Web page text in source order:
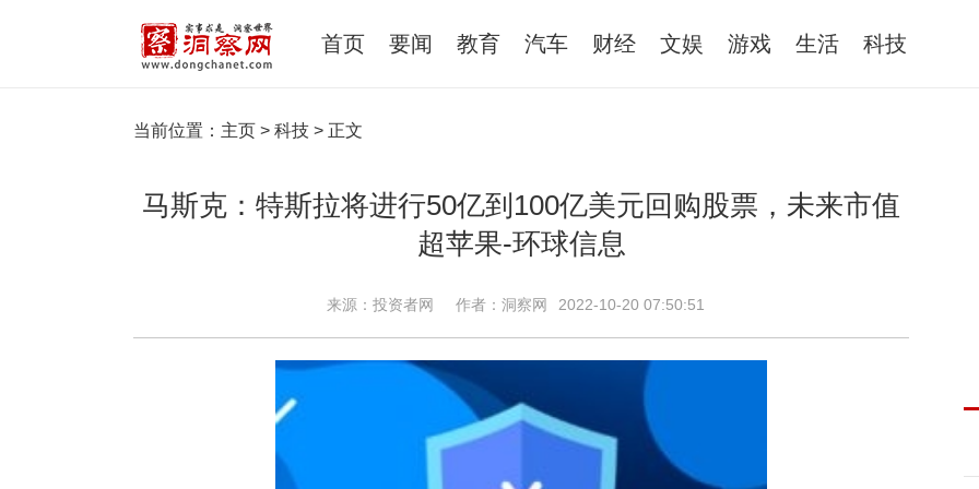
首页 要闻 教育 汽车 财经 文娱 游戏 生活 科技
当前位置： 主页 > 科技 > 正文
马斯克：特斯拉将进行50亿到100亿美元回购股票，未来市值
超苹果-环球信息
来源：投资者网 作者：洞察网 2022-10-20 07:50:51